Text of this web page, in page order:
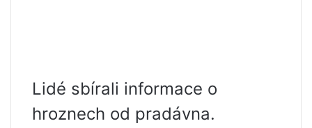
Lidé sbírali informace o
hroznech od pradávna.